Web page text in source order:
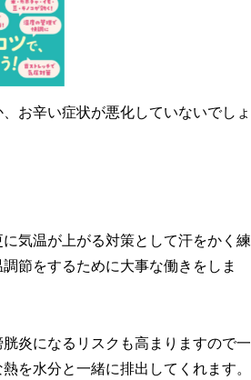
お辛い症状が悪化していないでしょ
気温が上がる対策として汗をかく練
節をするために大事な働きをしま
炎になるリスクも高まりますので一
を水分と一緒に排出してくれます。